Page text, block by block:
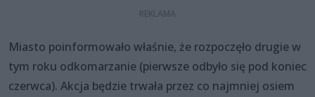
Miasto poinformowało właśnie, że rozpoczęło drugie w
tym roku odkomarzanie (pierwsze odbyło się pod koniec
czerwca). Akcja będzie trwała przez co najmniej osiem